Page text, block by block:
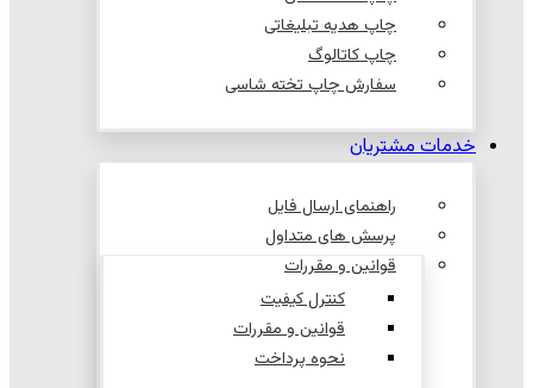
چاپ هدیه تبلیغاتی
چاپ کاتالوگ
سفارش چاپ تخته شاسی
خدمات مشتریان
راهنمای ارسال فایل
پرسش های متداول
قوانین و مقررات
کنترل کیفیت
قوانین و مقررات
نحوه پرداخت